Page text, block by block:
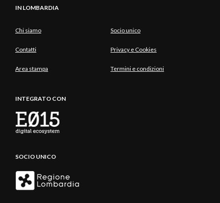
IN LOMBARDIA
Chi siamo Socio unico
Contatti Privacy e Cookies
Area stampa Termini e condizioni
INTEGRATO CON
SOCIO UNICO